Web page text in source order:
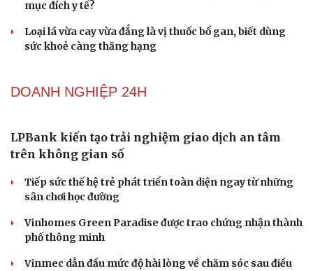
mục đích y tế?
Loại lá vừa cay vừa đắng là vị thuốc bổ gan, biết dùng
sức khoẻ càng thăng hạng
DOANH NGHIỆP 24H
LPBank kiến tạo trải nghiệm giao dịch an tâm
trên không gian số
Tiếp sức thế hệ trẻ phát triển toàn diện ngay từ những
sân chơi học đường
Vinhomes Green Paradise được trao chứng nhận thành
phố thông minh
Vinmec dẫn đầu mức độ hài lòng về chăm sóc sau điều